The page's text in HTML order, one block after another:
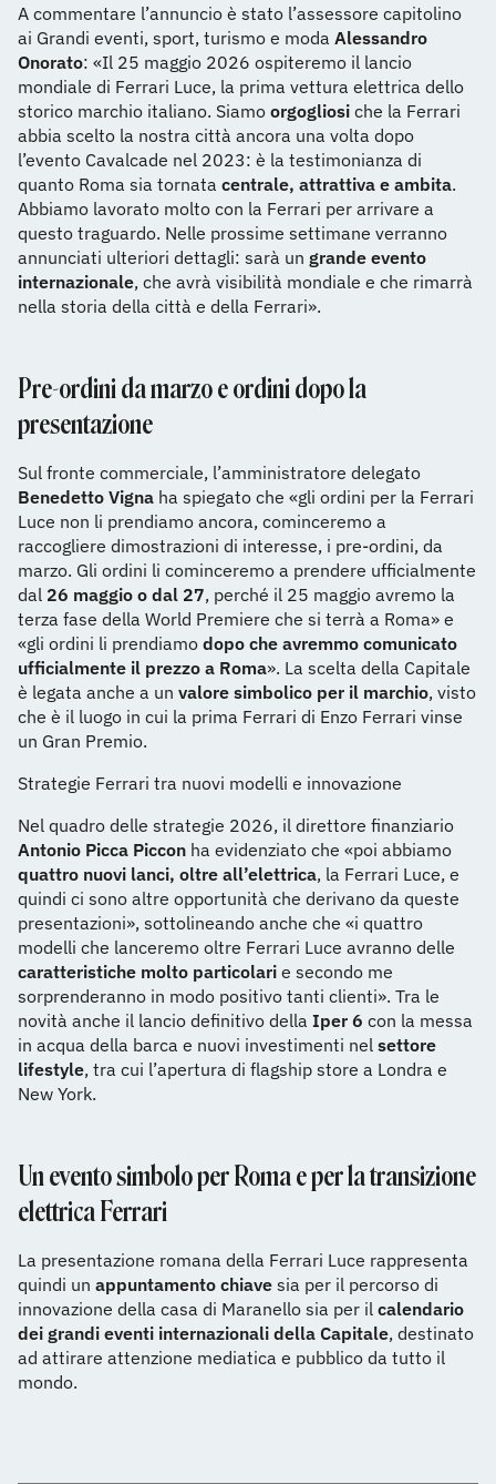
A commentare l’annuncio è stato l’assessore capitolino
ai Grandi eventi, sport, turismo e moda Alessandro
Onorato: «Il 25 maggio 2026 ospiteremo il lancio
mondiale di Ferrari Luce, la prima vettura elettrica dello
storico marchio italiano. Siamo orgogliosi che la Ferrari
abbia scelto la nostra città ancora una volta dopo
l’evento Cavalcade nel 2023: è la testimonianza di
quanto Roma sia tornata centrale, attrattiva e ambita.
Abbiamo lavorato molto con la Ferrari per arrivare a
questo traguardo. Nelle prossime settimane verranno
annunciati ulteriori dettagli: sarà un grande evento
internazionale, che avrà visibilità mondiale e che rimarrà
nella storia della città e della Ferrari».
Pre-ordini da marzo e ordini dopo la
presentazione
Sul fronte commerciale, l’amministratore delegato
Benedetto Vigna ha spiegato che «gli ordini per la Ferrari
Luce non li prendiamo ancora, cominceremo a
raccogliere dimostrazioni di interesse, i pre-ordini, da
marzo. Gli ordini li cominceremo a prendere ufficialmente
dal 26 maggio o dal 27, perché il 25 maggio avremo la
terza fase della World Premiere che si terrà a Roma» e
«gli ordini li prendiamo dopo che avremmo comunicato
ufficialmente il prezzo a Roma». La scelta della Capitale
è legata anche a un valore simbolico per il marchio, visto
che è il luogo in cui la prima Ferrari di Enzo Ferrari vinse
un Gran Premio.
Strategie Ferrari tra nuovi modelli e innovazione
Nel quadro delle strategie 2026, il direttore finanziario
Antonio Picca Piccon ha evidenziato che «poi abbiamo
quattro nuovi lanci, oltre all’elettrica, la Ferrari Luce, e
quindi ci sono altre opportunità che derivano da queste
presentazioni», sottolineando anche che «i quattro
modelli che lanceremo oltre Ferrari Luce avranno delle
caratteristiche molto particolari e secondo me
sorprenderanno in modo positivo tanti clienti». Tra le
novità anche il lancio definitivo della Iper 6 con la messa
in acqua della barca e nuovi investimenti nel settore
lifestyle, tra cui l’apertura di flagship store a Londra e
New York.
Un evento simbolo per Roma e per la transizione
elettrica Ferrari
La presentazione romana della Ferrari Luce rappresenta
quindi un appuntamento chiave sia per il percorso di
innovazione della casa di Maranello sia per il calendario
dei grandi eventi internazionali della Capitale, destinato
ad attirare attenzione mediatica e pubblico da tutto il
mondo.